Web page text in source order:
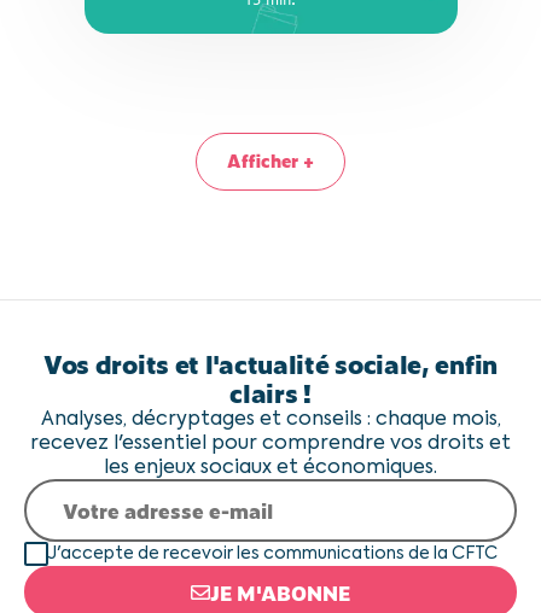
Afficher +
Vos droits et l'actualité sociale, enfin
clairs !
Analyses, décryptages et conseils : chaque mois,
recevez l'essentiel pour comprendre vos droits et
les enjeux sociaux et économiques.
J'accepte de recevoir les communications de la CFTC
JE M'ABONNE